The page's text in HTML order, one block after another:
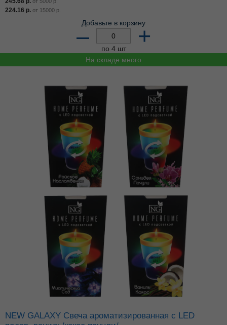
224.16 р. от 15000 р.
Добавьте в корзину
– +
по 4 шт
На складе много
NEW GALAXY Свеча ароматизированная с LED